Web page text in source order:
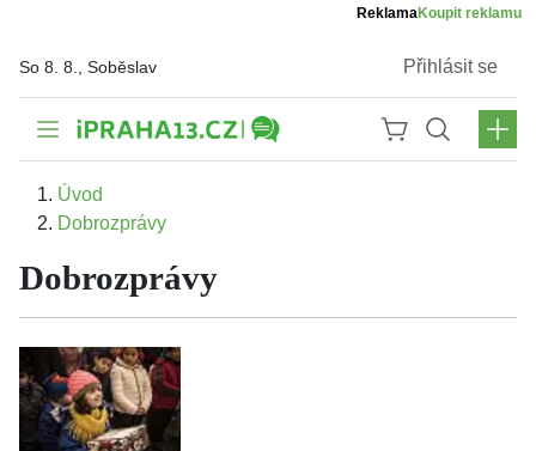
ReklamaKoupit reklamu
So 8. 8., Soběslav Přihlásit se
Úvod
Dobrozprávy
Dobrozprávy